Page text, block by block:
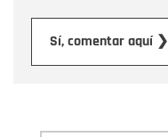
Sí, comentar aquí ❯